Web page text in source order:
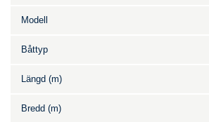
Modell
Båttyp
Längd (m)
Bredd (m)